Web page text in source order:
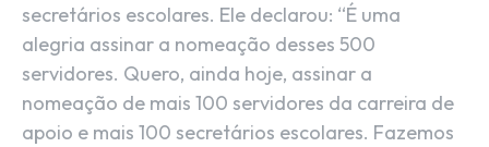
secretários escolares. Ele declarou: “É uma
alegria assinar a nomeação desses 500
servidores. Quero, ainda hoje, assinar a
nomeação de mais 100 servidores da carreira de
apoio e mais 100 secretários escolares. Fazemos